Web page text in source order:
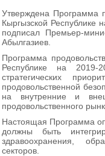
Утверждена Программа
Кыргызской Республике
подписал Премьер-
Абылгазиев.
Программа
Республике на
стратегических
продовольственной
на внутренние и
продовольственного
Настоящая Программа
должны быть
здравоохранения,
секторов.